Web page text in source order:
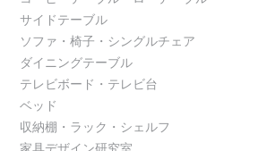
サイドテーブル
ソファ・椅子・シングルチェア
ダイニングテーブル
テレビボード・テレビ台
ベッド
収納棚・ラック・シェルフ
家具デザイン研究室